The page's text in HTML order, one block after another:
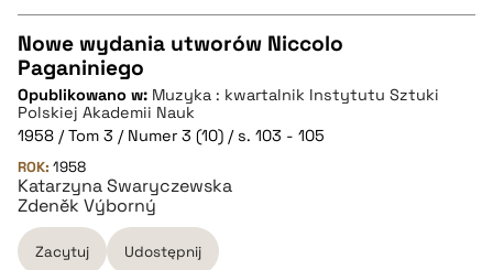
CZYSTY TEKST
pobierz cytat
BIBTEX
Nowe wydania utworów Niccolo
Paganiniego
Opublikowano w: Muzyka : kwartalnik Instytutu Sztuki
Polskiej Akademii Nauk
1958 / Tom 3 / Numer 3 (10) / s. 103 - 105
ROK: 1958
Katarzyna Swaryczewska
Zdeněk Výborný
Zacytuj Udostępnij